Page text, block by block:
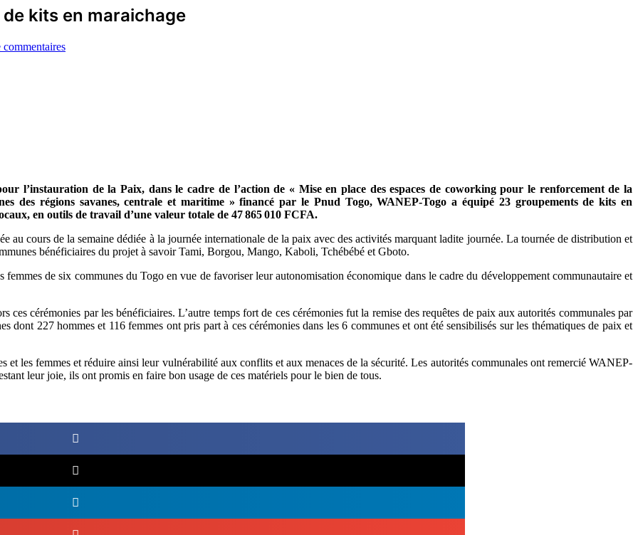
kits en maraichage
commentaires
l’instauration de la Paix, dans le cadre de l’action de « Mise en place des espaces de coworking pour le renforcement de la
des régions savanes, centrale et maritime » financé par le Pnud Togo, WANEP-Togo a équipé 23 groupements de kits en
en outils de travail d’une valeur totale de 47865010 FCFA.
au cours de la semaine dédiée à la journée internationale de la paix avec des activités marquant ladite journée. La tournée de distribution et
bénéficiaires du projet à savoir Tami, Borgou, Mango, Kaboli, Tchébébé et Gboto.
femmes de six communes du Togo en vue de favoriser leur autonomisation économique dans le cadre du développement communautaire et
ces cérémonies par les bénéficiaires. L’autre temps fort de ces cérémonies fut la remise des requêtes de paix aux autorités communales par
dont 227 hommes et 116 femmes ont pris part à ces cérémonies dans les 6 communes et ont été sensibilisés sur les thématiques de paix et
et les femmes et réduire ainsi leur vulnérabilité aux conflits et aux menaces de la sécurité. Les autorités communales ont remercié WANEP-
leur joie, ils ont promis en faire bon usage de ces matériels pour le bien de tous.